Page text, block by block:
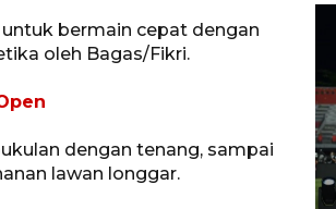
bermain cepat dengan
oleh Bagas/Fikri.
dengan tenang, sampai
lawan longgar.
tempur Perisai
Nusantara dalam